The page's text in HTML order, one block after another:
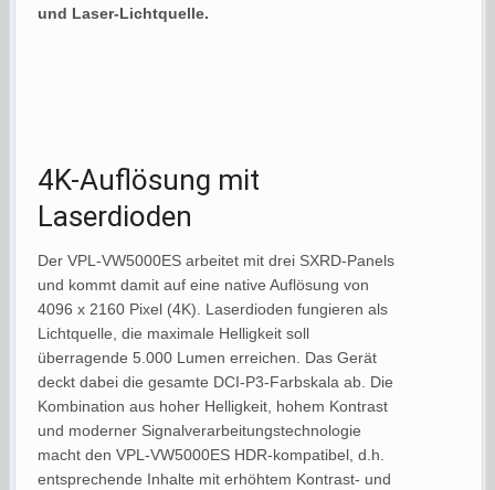
und Laser-Lichtquelle.
4K-Auflösung mit
Laserdioden
Der VPL-VW5000ES arbeitet mit drei SXRD-Panels
und kommt damit auf eine native Auflösung von
4096 x 2160 Pixel (4K). Laserdioden fungieren als
Lichtquelle, die maximale Helligkeit soll
überragende 5.000 Lumen erreichen. Das Gerät
deckt dabei die gesamte DCI-P3-Farbskala ab. Die
Kombination aus hoher Helligkeit, hohem Kontrast
und moderner Signalverarbeitungstechnologie
macht den VPL-VW5000ES HDR-kompatibel, d.h.
entsprechende Inhalte mit erhöhtem Kontrast- und